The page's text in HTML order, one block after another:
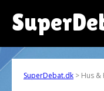
SuperDebat.dk > Hus &